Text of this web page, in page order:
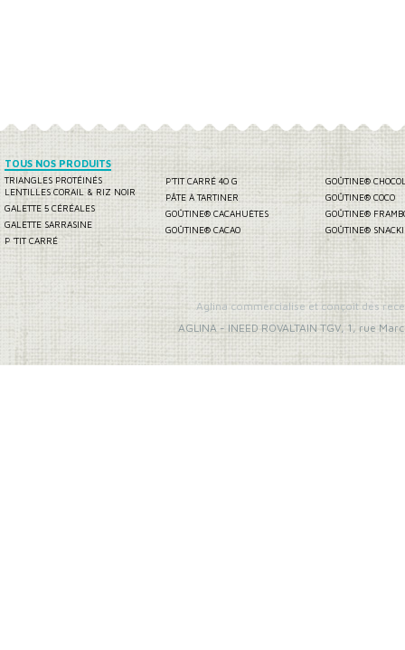
TOUS NOS PRODUITS
TRIANGLES PROTÉINÉS
LENTILLES CORAIL & RIZ NOIR
GALETTE 5 CÉRÉALES
GALETTE SARRASINE
P 'TIT CARRÉ
P'TIT CARRÉ 40 G
PÂTE À TARTINER
GOÛTINE® CACAHUÈTES
GOÛTINE® CACAO
GOÛTINE®
GOÛTINE® COCO
GOÛTINE®
GOÛTINE®
Aglina commercialise et conçoit des
AGLINA- INEED ROVALTAIN TGV, 1, rue